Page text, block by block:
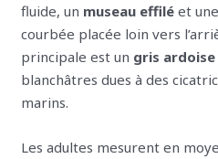
fluide, un museau effilé et
courbée placée loin vers
principale est un gris
blanchâtres dues à des
marins.
Les adultes mesurent en